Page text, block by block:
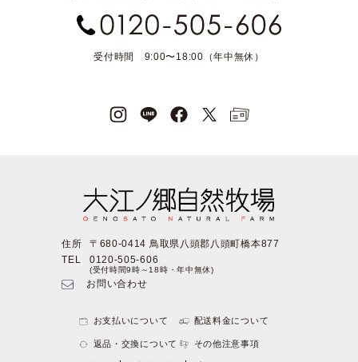
受付時間 9:00〜18:00（年中無休）
住所
〒680-0414 鳥取県八頭郡八頭町橋本877
TEL
0120-505-606
(受付時間9時～18時・年中無休)
お問い合わせ
お支払いについて 配送料金について
返品・交換について その他注意事項